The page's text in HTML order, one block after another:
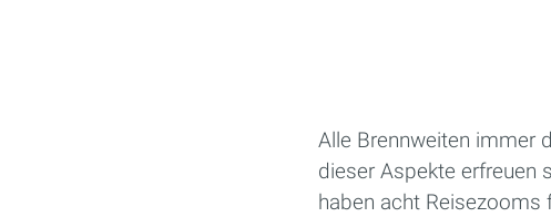
Alle Brennweiten immer
dieser Aspekte erfreuen
haben acht Reisezooms